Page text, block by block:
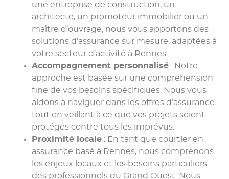
une entreprise de construction, un
architecte, un promoteur immobilier ou un
maître d’ouvrage, nous vous apportons des
solutions d’assurance sur mesure, adaptées à
votre secteur d’activité à Rennes.
Accompagnement personnalisé : Notre
approche est basée sur une compréhension
fine de vos besoins spécifiques. Nous vous
aidons à naviguer dans les offres d’assurance
tout en veillant à ce que vos projets soient
protégés contre tous les imprévus.
Proximité locale : En tant que courtier en
assurance basé à Rennes, nous comprenons
les enjeux locaux et les besoins particuliers
des professionnels du Grand Ouest. Nous